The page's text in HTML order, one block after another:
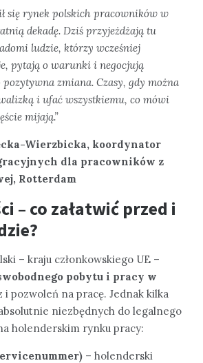
się rynek polskich pracowników w
dekadę. Dziś przyjeżdżają tu
ludzie, którzy wcześniej
pytają o warunki i negocjują
zmiana. Czasy, gdy można
i ufać wszystkiemu, co mówi
mijają.”
Wierzbicka, koordynator
dla pracowników z
Rotterdam
– co załatwić przed i
– kraju członkowskiego UE –
pobytu i pracy w
i pozwoleń na pracę. Jednak kilka
niezbędnych do legalnego
holenderskim rynku pracy:
– holenderski